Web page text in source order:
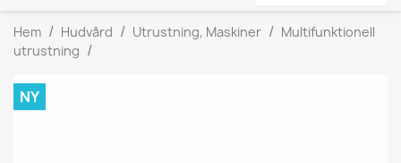
Hem Hudvård Utrustning, Maskiner
Multifunktionell
utrustning
NY